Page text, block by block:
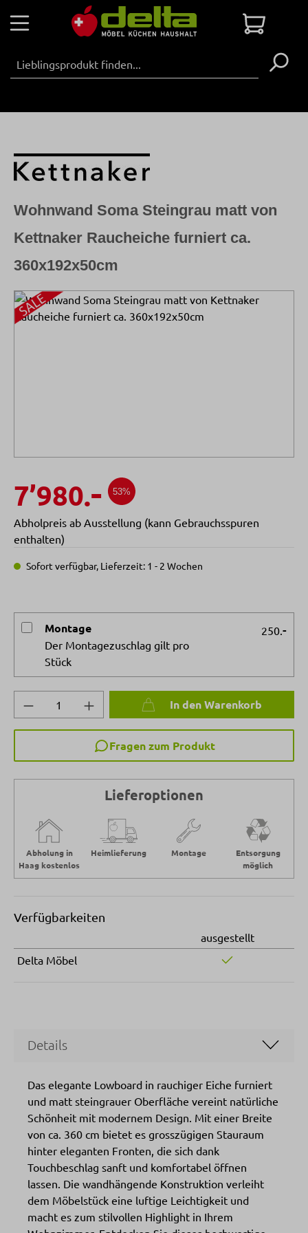
Zum Hauptinhalt springen
Bildergalerie überspringen
Wohnwand Soma Steingrau matt von
Kettnaker Raucheiche furniert ca.
360x192x50cm
7’980.- 53%
Abholpreis ab Ausstellung (kann Gebrauchsspuren
enthalten)
Sofort verfügbar, Lieferzeit: 1 - 2 Wochen
Montage
Der Montagezuschlag gilt pro
Stück
250.-
Produkt Anzahl: Gib den gewünschten
In den Warenkorb
Fragen zum Produkt
Lieferoptionen
Abholung in
Haag kostenlos
Heimlieferung Montage
Entsorgung
möglich
Verfügbarkeiten
ausgestellt
Delta Möbel
Details
Das elegante Lowboard in rauchiger Eiche furniert
und matt steingrauer Oberfläche vereint natürliche
Schönheit mit modernem Design. Mit einer Breite
von ca. 360 cm bietet es grosszügigen Stauraum
hinter eleganten Fronten, die sich dank
Touchbeschlag sanft und komfortabel öffnen
lassen. Die wandhängende Konstruktion verleiht
dem Möbelstück eine luftige Leichtigkeit und
macht es zum stilvollen Highlight in Ihrem